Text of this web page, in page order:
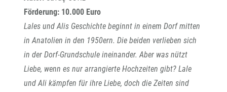
Förderung: 10.000 Euro
Lales und Alis Geschichte beginnt in einem Dorf mitten
in Anatolien in den 1950ern. Die beiden verlieben sich
in der Dorf-Grundschule ineinander. Aber was nützt
Liebe, wenn es nur arrangierte Hochzeiten gibt? Lale
und Ali kämpfen für ihre Liebe, doch die Zeiten sind